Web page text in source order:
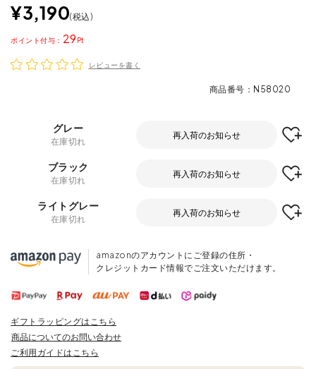
¥3,190 税込
29
ポイント
レビューを書く
商品番号 N58020
グレー
在庫切れ
再入荷のお知らせ
ブラック
在庫切れ
再入荷のお知らせ
ライトグレー
在庫切れ
再入荷のお知らせ
amazonのアカウントにご登録の住所・
クレジットカード情報でご注文いただけます。
ギフトラッピングはこちら
商品についてのお問い合わせ
ご利用ガイドはこちら